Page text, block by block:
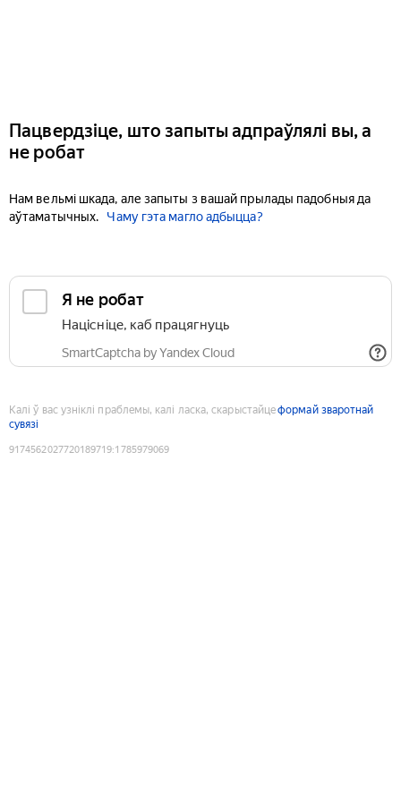
Пацвердзіце, што запыты адпраўлялі вы, а
не робат
Нам вельмі шкада, але запыты з вашай прылады падобныя да
аўтаматычных.
Чаму гэта магло адбыцца?
Я не робат
Націсніце, каб працягнуць
SmartCaptcha by Yandex Cloud
Калі ў вас узніклі праблемы, калі ласка, скарыстайцеформай зваротнай
сувязі
9174562027720189719:1785979069